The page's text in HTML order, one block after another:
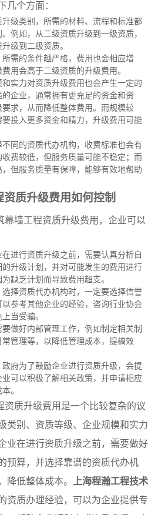
几个方面：
升级类别，所需的材料、流程和标准都
例如，从二级资质升级到一级资质，
级到二级资质。
所需的条件越严格，费用也会相应增
用会高于二级资质的升级费用。
和实力对资质升级费用也会产生一定的
企业，通常拥有更充足的资金和资
求，从而降低整体费用。而规模较
投入更多资金和精力，升级费用可能
不同的资质代办机构，收费标准也会有
费较低，但服务质量可能不稳定；而
但服务质量有保障，能够有效地帮助
质升级费用如何控制
幕墙工程资质升级费用，企业可以
在进行资质升级之前，需要认真分析自
升级计划，并对可能发生的费用进行
缺乏计划而导致费用超支。
选择资质代办机构时，一定要选择信誉
参考其他企业的经验，咨询行业协会
当受骗。
要做好内部管理工作，例如制定相关制
管理等，以降低管理成本，提槁效
政府为了鼓励企业进行资质升级，会提
可以积极了解相关政策，并申请相应
。
资质升级费用是一个比较复杂的议
类别、资质等级、企业规模和实力
业在进行资质升级之前，需要做好
预算，并选择靠谱的资质代办机
降低整体成本。
上海程瀚工程技术
资质办理经验，可以为企业提供专